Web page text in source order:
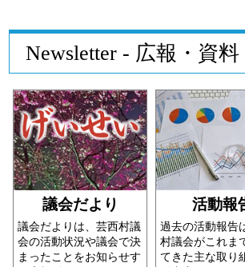
Newsletter - 広報・資料
議会だより
議会だよりは、芸西村議
会の活動状況や議会で決
まったことをお知らせす
活動報
過去の活動報告
村議会がこれま
てきた主な取り